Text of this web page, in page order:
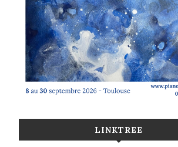
LINKTREE